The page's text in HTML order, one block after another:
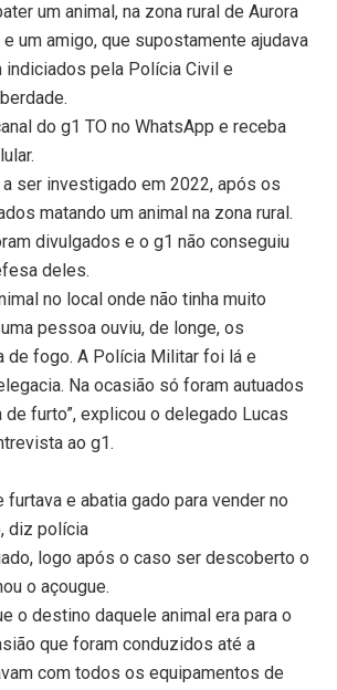
um animal, na zona rural de Aurora
um amigo, que supostamente ajudava
pela Polícia Civil e
do g1 TO no WhatsApp e receba
ser investigado em 2022, após os
matando um animal na zona rural.
divulgados e o g1 não conseguiu
deles.
no local onde não tinha muito
pessoa ouviu, de longe, os
de fogo. A Polícia Militar foi lá e
Na ocasião só foram autuados
de furto”, explicou o delegado Lucas
ao g1.
furtava e abatia gado para vender no
diz polícia
logo após o caso ser descoberto o
o açougue.
o destino daquele animal era para o
que foram conduzidos até a
com todos os equipamentos de